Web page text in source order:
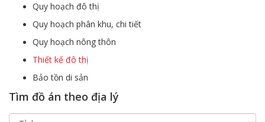
Quy hoạch đô thị
Quy hoạch phân khu, chi tiết
Quy hoạch nông thôn
Thiết kế đô thị
Bảo tồn di sản
Tìm đồ án theo địa lý